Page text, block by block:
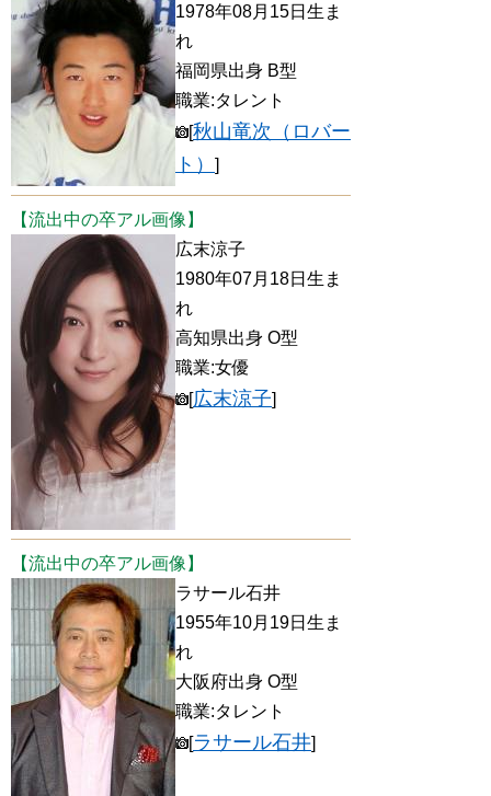
1978年08月15日生ま
れ
福岡県出身 B型
職業:タレント
[秋山竜次（ロバー
ト） ]
【流出中の卒アル画像】
広末涼子
1980年07月18日生ま
れ
高知県出身 O型
職業:女優
[広末涼子]
【流出中の卒アル画像】
ラサール石井
1955年10月19日生ま
れ
大阪府出身 O型
職業:タレント
[ラサール石井]